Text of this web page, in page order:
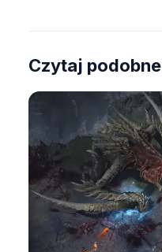
Czytaj podobne